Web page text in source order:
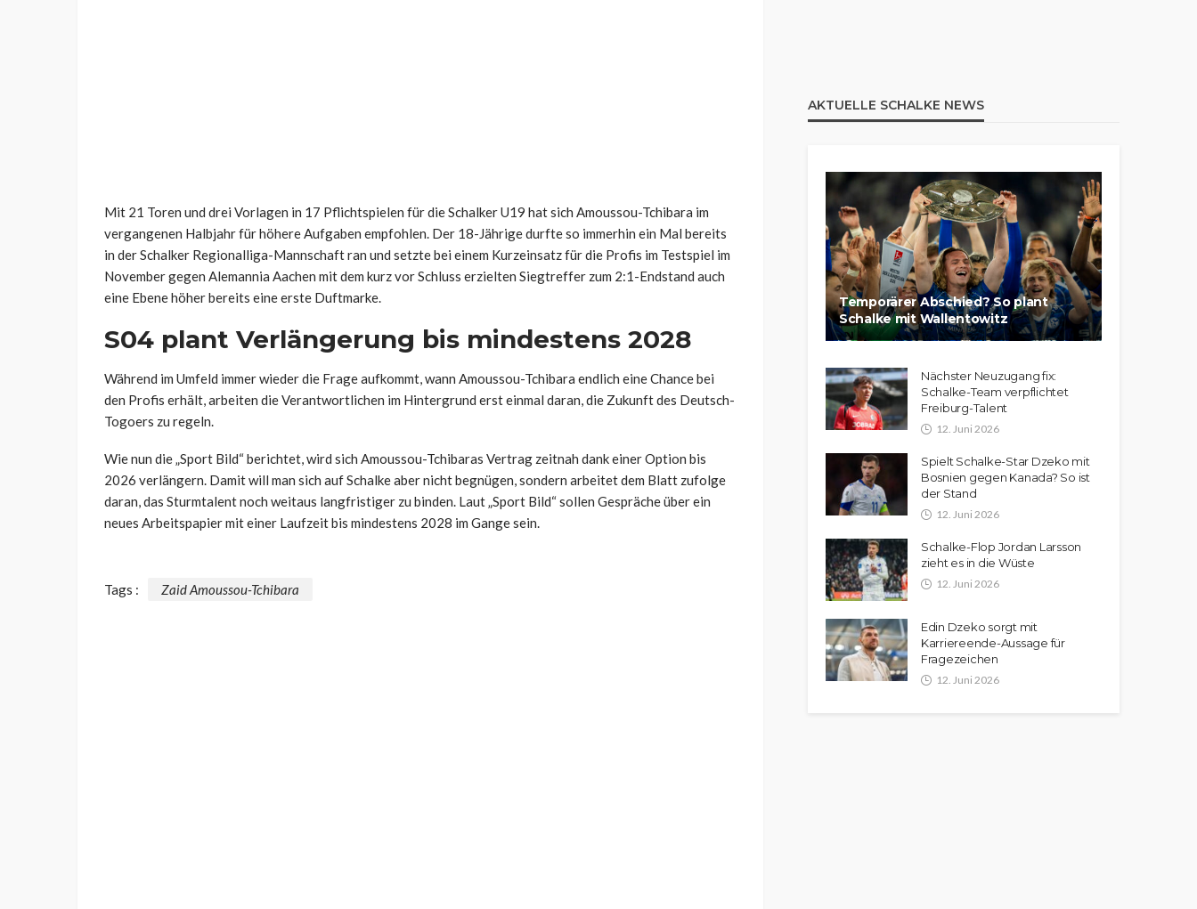
Mit 21 Toren und drei Vorlagen in 17 Pflichtspielen für die Schalker U19 hat sich Amoussou-Tchibara im
vergangenen Halbjahr für höhere Aufgaben empfohlen. Der 18-Jährige durfte so immerhin ein Mal bereits
in der Schalker Regionalliga-Mannschaft ran und setzte bei einem Kurzeinsatz für die Profis im Testspiel im
November gegen Alemannia Aachen mit dem kurz vor Schluss erzielten Siegtreffer zum 2:1-Endstand auch
eine Ebene höher bereits eine erste Duftmarke.
S04 plant Verlängerung bis mindestens 2028
Während im Umfeld immer wieder die Frage aufkommt, wann Amoussou-Tchibara endlich eine Chance bei
den Profis erhält, arbeiten die Verantwortlichen im Hintergrund erst einmal daran, die Zukunft des Deutsch-
Togoers zu regeln.
Wie nun die „Sport Bild“ berichtet, wird sich Amoussou-Tchibaras Vertrag zeitnah dank einer Option bis
2026 verlängern. Damit will man sich auf Schalke aber nicht begnügen, sondern arbeitet dem Blatt zufolge
daran, das Sturmtalent noch weitaus langfristiger zu binden. Laut „Sport Bild“ sollen Gespräche über ein
neues Arbeitspapier mit einer Laufzeit bis mindestens 2028 im Gange sein.
Tags : Zaid Amoussou-Tchibara
AKTUELLE SCHALKE NEWS
Temporärer Abschied? So plant
Schalke mit Wallentowitz
Nächster Neuzugang fix:
Schalke-Team verpflichtet
Freiburg-Talent
12. Juni 2026
Spielt Schalke-Star Dzeko mit
Bosnien gegen Kanada? So ist
der Stand
12. Juni 2026
Schalke-Flop Jordan Larsson
zieht es in die Wüste
12. Juni 2026
Edin Dzeko sorgt mit
Karriereende-Aussage für
Fragezeichen
12. Juni 2026